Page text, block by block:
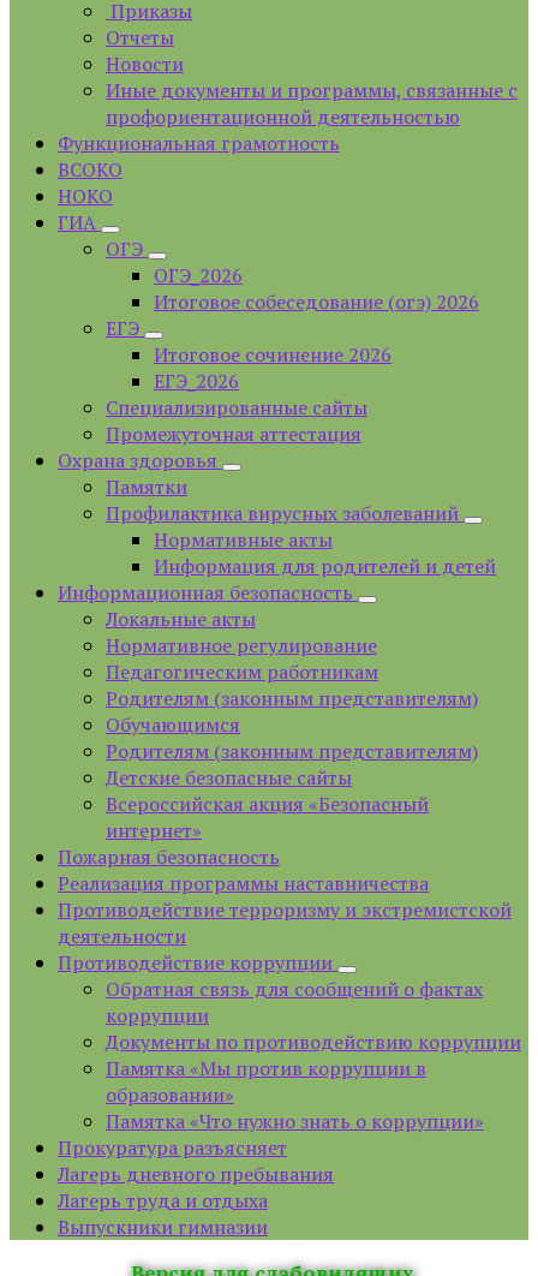
Приказы
Отчеты
Новости
Иные документы и программы, связанные с
профориентационной деятельностью
Функциональная грамотность
ВСОКО
НОКО
ГИА
ОГЭ
ОГЭ_2026
Итоговое собеседование (огэ) 2026
ЕГЭ
Итоговое сочинение 2026
ЕГЭ_2026
Специализированные сайты
Промежуточная аттестация
Охрана здоровья
Памятки
Профилактика вирусных заболеваний
Нормативные акты
Информация для родителей и детей
Информационная безопасность
Локальные акты
Нормативное регулирование
Педагогическим работникам
Родителям (законным представителям)
Обучающимся
Родителям (законным представителям)
Детские безопасные сайты
Всероссийская акция «Безопасный
интернет»
Пожарная безопасность
Реализация программы наставничества
Противодействие терроризму и экстремистской
деятельности
Противодействие коррупции
Обратная связь для сообщений о фактах
коррупции
Документы по противодействию коррупции
Памятка «Мы против коррупции в
образовании»
Памятка «Что нужно знать о коррупции»
Прокуратура разъясняет
Лагерь дневного пребывания
Лагерь труда и отдыха
Выпускники гимназии